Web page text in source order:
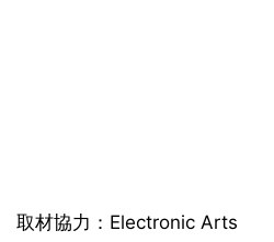
取材協力：Electronic Arts